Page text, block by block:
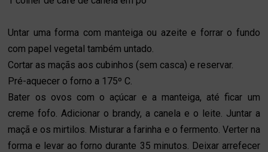
Untar uma forma com manteiga ou azeite e forrar o fundo
com papel vegetal também untado.
Cortar as maçãs aos cubinhos (sem casca) e reservar.
Pré-aquecer o forno a 175º C.
Bater os ovos com o açúcar e a manteiga, até ficar um
creme fofo. Adicionar o brandy, a canela e o leite. Juntar a
maçã e os mirtilos. Misturar a farinha e o fermento. Verter na
forma e levar ao forno durante 35 minutos. Deixar arrefecer